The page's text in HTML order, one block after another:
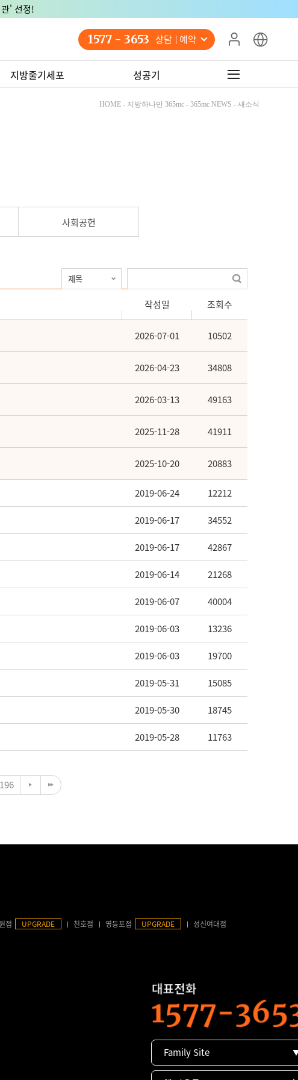
' 선정!
1577 - 3653 상담 예약
지방줄기세포 성공기
HOME - 지방하나만 365mc - 365mc NEWS - 새소식
사회공헌
작성일 조회수
2026-07-01 10502
2026-04-23 34808
2026-03-13 49163
2025-11-28 41911
2025-10-20 20883
2019-06-24 12212
2019-06-17 34552
2019-06-17 42867
2019-06-14 21268
2019-06-07 40004
2019-06-03 13236
2019-06-03 19700
2019-05-31 15085
2019-05-30 18745
2019-05-28 11763
196
점 UPGRADE 천호점 영등포점 UPGRADE 성신여대점
Family Site